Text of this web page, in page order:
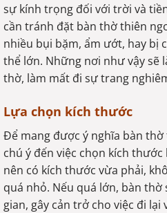
sự kính trọng đối với trời và
cần tránh đặt bàn thờ thiên
nhiều bụi bặm, ẩm ướt, hay bị
thể lớn. Những nơi như vậy sẽ
thờ, làm mất đi sự trang
Lựa chọn kích thước
Để mang được ý nghĩa bàn
chú ý đến việc chọn kích
nên có kích thước vừa phải,
quá nhỏ. Nếu quá lớn, bàn thờ
gian, gây cản trở cho việc đi lại